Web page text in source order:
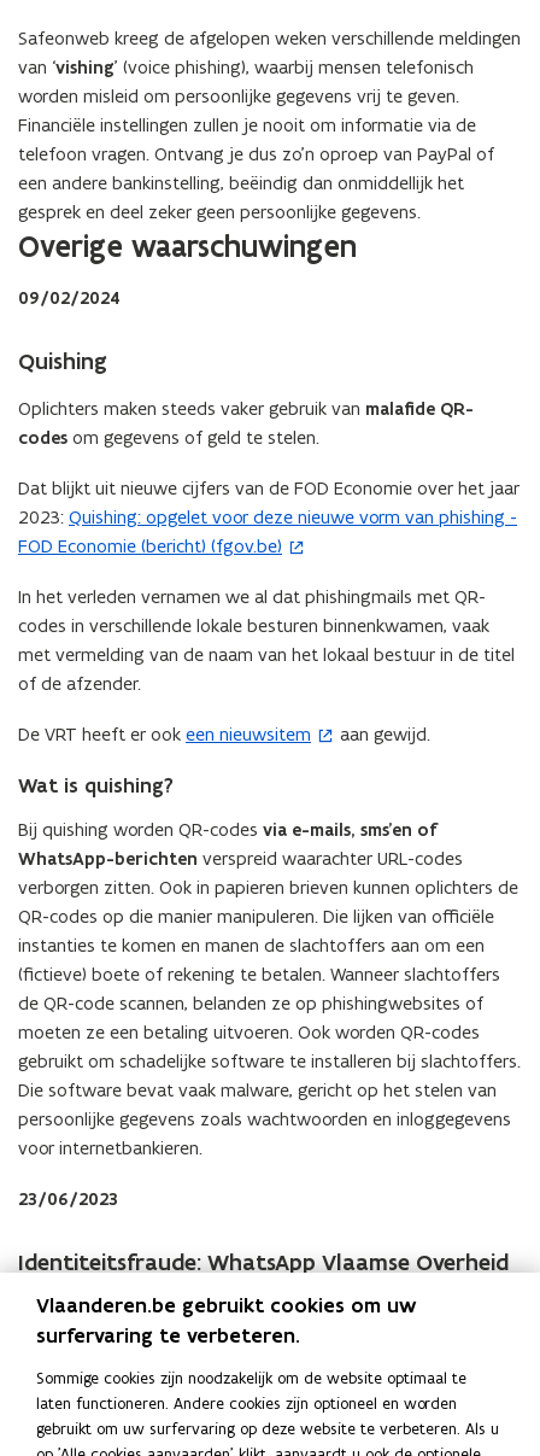
Safeonweb kreeg de afgelopen weken verschillende meldingen
van ‘vishing’ (voice phishing), waarbij mensen telefonisch
worden misleid om persoonlijke gegevens vrij te geven.
Financiële instellingen zullen je nooit om informatie via de
telefoon vragen. Ontvang je dus zo’n oproep van PayPal of
een andere bankinstelling, beëindig dan onmiddellijk het
gesprek en deel zeker geen persoonlijke gegevens.
Overige waarschuwingen
09/02/2024
Quishing
Oplichters maken steeds vaker gebruik van malafide QR-
codes om gegevens of geld te stelen.
Dat blijkt uit nieuwe cijfers van de FOD Economie over het jaar
2023: Quishing: opgelet voor deze nieuwe vorm van phishing -
FOD Economie (bericht) (fgov.be)
(
o
e
n
t
i
i
u
w
v
e
n
s
t
e
r
)
In het verleden vernamen we al dat phishingmails met QR-
codes in verschillende lokale besturen binnenkwamen, vaak
met vermelding van de naam van het lokaal bestuur in de titel
of de afzender.
De VRT heeft er ook een nieuwsitem
(
e
n
t
i
n
n
e
u
w
v
e
e
)
aan gewijd.
Wat is quishing?
Bij quishing worden QR-codes via e-mails, sms’en of
WhatsApp-berichten verspreid waarachter URL-codes
verborgen zitten. Ook in papieren brieven kunnen oplichters de
QR-codes op die manier manipuleren. Die lijken van officiële
instanties te komen en manen de slachtoffers aan om een
(fictieve) boete of rekening te betalen. Wanneer slachtoffers
de QR-code scannen, belanden ze op phishingwebsites of
moeten ze een betaling uitvoeren. Ook worden QR-codes
gebruikt om schadelijke software te installeren bij slachtoffers.
Die software bevat vaak malware, gericht op het stelen van
persoonlijke gegevens zoals wachtwoorden en inloggegevens
voor internetbankieren.
23/06/2023
Identiteitsfraude: WhatsApp Vlaamse Overheid
Personeelsleden van de Vlaamse Overheid ontvingen de
voorbije dagen een vals WhatsAppbericht in naam van een
leidinggevende met LinkedIn-foto, maar dan afkomstig van
een ander telefoonnummer. Wees waakzaam en kijk steeds
het telefoonnummer na.
Vlaanderen.be gebruikt cookies om uw
surfervaring te verbeteren.
Sommige cookies zijn noodzakelijk om de website optimaal te
laten functioneren. Andere cookies zijn optioneel en worden
gebruikt om uw surfervaring op deze website te verbeteren. Als u